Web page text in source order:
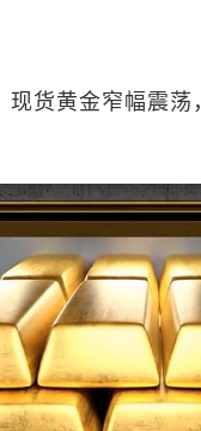
现货黄金窄幅震荡